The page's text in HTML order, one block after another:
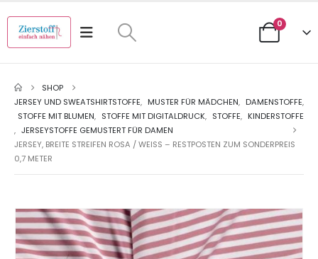
0
SHOP
JERSEY UND SWEATSHIRTSTOFFE, MUSTER FÜR MÄDCHEN, DAMENSTOFFE,
STOFFE MIT BLUMEN, STOFFE MIT DIGITALDRUCK, STOFFE, KINDERSTOFFE
, JERSEYSTOFFE GEMUSTERT FÜR DAMEN
JERSEY, BREITE STREIFEN ROSA / WEISS – RESTPOSTEN ZUM SONDERPREIS 0
,7 METER